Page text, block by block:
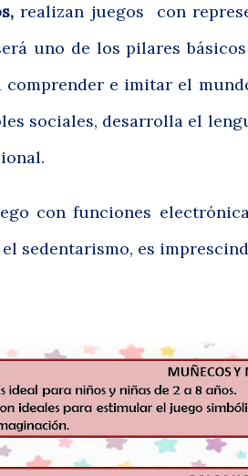
realizan juegos
con
uno de los pilares
comprender e imitar el
sociales, desarrolla el
con funciones
sedentarismo, es